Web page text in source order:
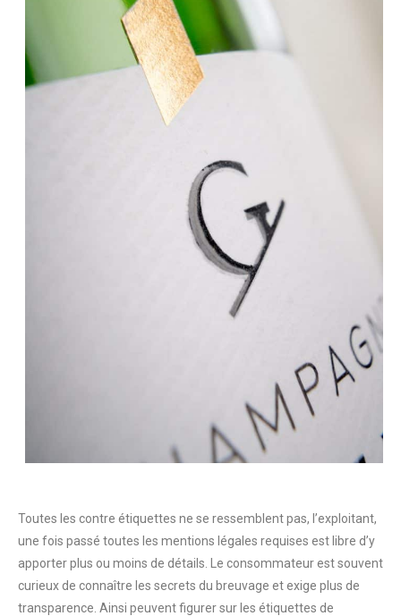
Toutes les contre étiquettes ne se ressemblent pas, l’exploitant,
une fois passé toutes les mentions légales requises est libre d’y
apporter plus ou moins de détails. Le consommateur est souvent
curieux de connaître les secrets du breuvage et exige plus de
transparence. Ainsi peuvent figurer sur les étiquettes de